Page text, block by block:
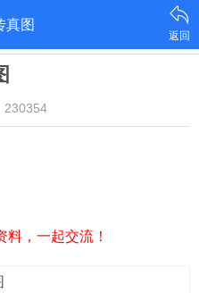
真图
返回
230354
，一起交流！